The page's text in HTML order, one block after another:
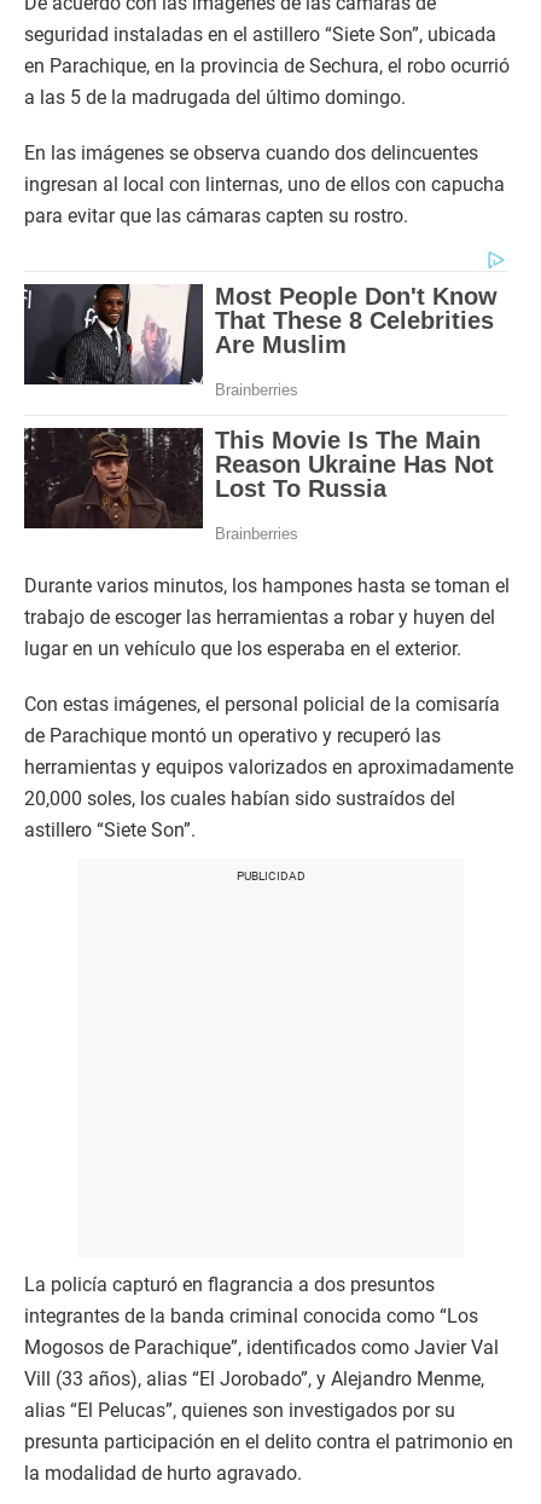
seguridad instaladas en el astillero “Siete Son”, ubicada
en Parachique, en la provincia de Sechura, el robo ocurrió
a las 5 de la madrugada del último domingo.
En las imágenes se observa cuando dos delincuentes
ingresan al local con linternas, uno de ellos con capucha
para evitar que las cámaras capten su rostro.
Durante varios minutos, los hampones hasta se toman el
trabajo de escoger las herramientas a robar y huyen del
lugar en un vehículo que los esperaba en el exterior.
Con estas imágenes, el personal policial de la comisaría
de Parachique montó un operativo y recuperó las
herramientas y equipos valorizados en aproximadamente
20,000 soles, los cuales habían sido sustraídos del
astillero “Siete Son”.
La policía capturó en flagrancia a dos presuntos
integrantes de la banda criminal conocida como “Los
Mogosos de Parachique”, identificados como Javier Val
Vill (33 años), alias “El Jorobado”, y Alejandro Menme,
alias “El Pelucas”, quienes son investigados por su
presunta participación en el delito contra el patrimonio en
la modalidad de hurto agravado.